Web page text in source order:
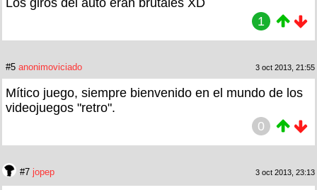
1
#5 anonimoviciado 3 oct 2013, 21:55
Mítico juego, siempre bienvenido en el mundo de los
videojuegos "retro".
0
#7 jopep 3 oct 2013, 23:13